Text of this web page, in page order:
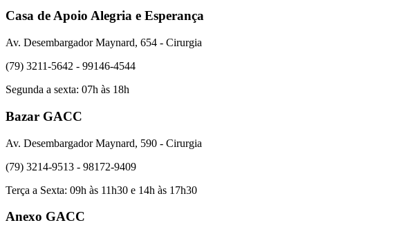
Casa de Apoio Alegria e Esperança
Av. Desembargador Maynard, 654 - Cirurgia
(79) 3211-5642 - 99146-4544
Segunda a sexta: 07h às 18h
Bazar GACC
Av. Desembargador Maynard, 590 - Cirurgia
(79) 3214-9513 - 98172-9409
Terça a Sexta: 09h às 11h30 e 14h às 17h30
Anexo GACC